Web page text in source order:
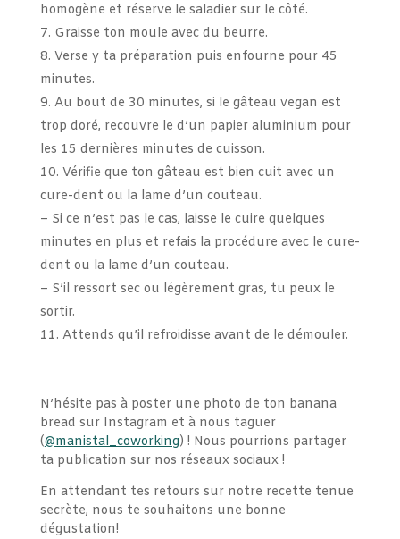
homogène et réserve le saladier sur le côté.
Graisse ton moule avec du beurre.
Verse y ta préparation puis enfourne pour 45
minutes.
Au bout de 30 minutes, si le gâteau vegan est
trop doré, recouvre le d’un papier aluminium pour
les 15 dernières minutes de cuisson.
Vérifie que ton gâteau est bien cuit avec un
cure-dent ou la lame d’un couteau.
– Si ce n’est pas le cas, laisse le cuire quelques
minutes en plus et refais la procédure avec le cure-
dent ou la lame d’un couteau.
– S’il ressort sec ou légèrement gras, tu peux le
sortir.
Attends qu’il refroidisse avant de le démouler.
N’hésite pas à poster une photo de ton banana
bread sur Instagram et à nous taguer
(@manistal_coworking) ! Nous pourrions partager
ta publication sur nos réseaux sociaux !
En attendant tes retours sur notre recette tenue
secrète, nous te souhaitons une bonne
dégustation!